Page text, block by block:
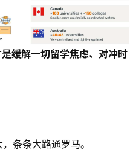
缓解一切留学焦虑、对冲时
条条大路通罗马。